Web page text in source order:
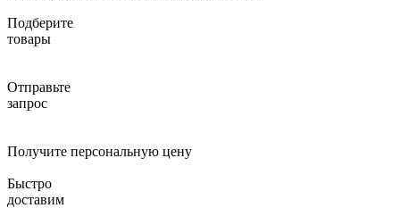
Подберите
товары
Отправьте
запрос
Получите персональную цену
Быстро
доставим